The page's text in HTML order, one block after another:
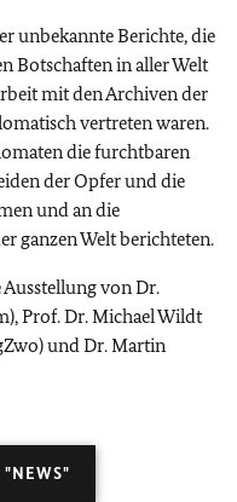
unbekannte Berichte, die
Botschaften in aller Welt
mit den Archiven der
vertreten waren.
die furchtbaren
der Opfer und die
und an die
ganzen Welt berichteten.
von Dr.
Prof. Dr. Michael Wildt
und Dr. Martin